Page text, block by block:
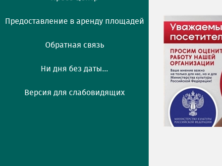
Предоставление в аренду площадей
Обратная связь
Ни дня без даты...
Версия для слабовидящих